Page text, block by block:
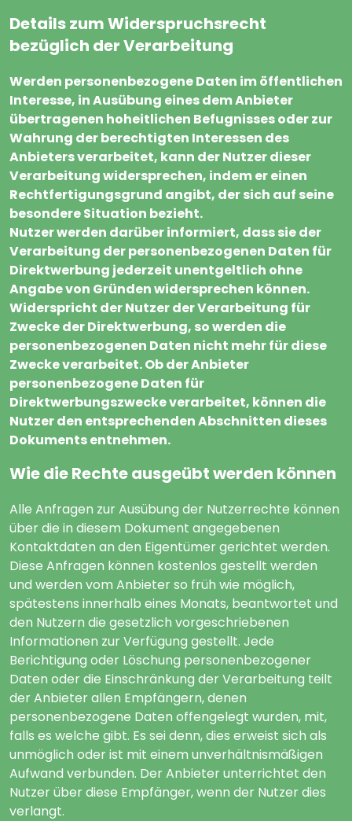
Details zum Widerspruchsrecht
bezüglich der Verarbeitung
Werden personenbezogene Daten im öffentlichen
Interesse, in Ausübung eines dem Anbieter
übertragenen hoheitlichen Befugnisses oder zur
Wahrung der berechtigten Interessen des
Anbieters verarbeitet, kann der Nutzer dieser
Verarbeitung widersprechen, indem er einen
Rechtfertigungsgrund angibt, der sich auf seine
besondere Situation bezieht.
Nutzer werden darüber informiert, dass sie der
Verarbeitung der personenbezogenen Daten für
Direktwerbung jederzeit unentgeltlich ohne
Angabe von Gründen widersprechen können.
Widerspricht der Nutzer der Verarbeitung für
Zwecke der Direktwerbung, so werden die
personenbezogenen Daten nicht mehr für diese
Zwecke verarbeitet. Ob der Anbieter
personenbezogene Daten für
Direktwerbungszwecke verarbeitet, können die
Nutzer den entsprechenden Abschnitten dieses
Dokuments entnehmen.
Wie die Rechte ausgeübt werden können
Alle Anfragen zur Ausübung der Nutzerrechte können
über die in diesem Dokument angegebenen
Kontaktdaten an den Eigentümer gerichtet werden.
Diese Anfragen können kostenlos gestellt werden
und werden vom Anbieter so früh wie möglich,
spätestens innerhalb eines Monats, beantwortet und
den Nutzern die gesetzlich vorgeschriebenen
Informationen zur Verfügung gestellt. Jede
Berichtigung oder Löschung personenbezogener
Daten oder die Einschränkung der Verarbeitung teilt
der Anbieter allen Empfängern, denen
personenbezogene Daten offengelegt wurden, mit,
falls es welche gibt. Es sei denn, dies erweist sich als
unmöglich oder ist mit einem unverhältnismäßigen
Aufwand verbunden. Der Anbieter unterrichtet den
Nutzer über diese Empfänger, wenn der Nutzer dies
verlangt.